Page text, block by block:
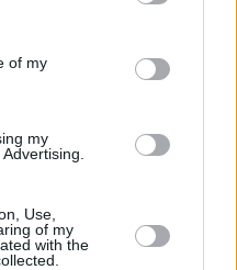
its third-party tags to
purposes in below Google
of my
my
Use,
of my
with the
στη βαλίτσα